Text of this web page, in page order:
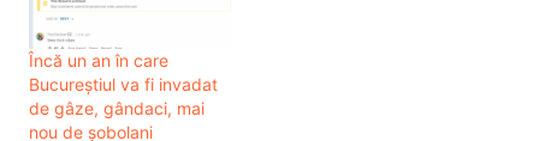
astea…
Încă un an în care
Bucureștiul va fi invadat
de gâze, gândaci, mai
nou de șobolani